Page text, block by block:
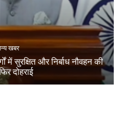
खबर
में सुरक्षित और निर्बाध नौवहन की
दोहराई